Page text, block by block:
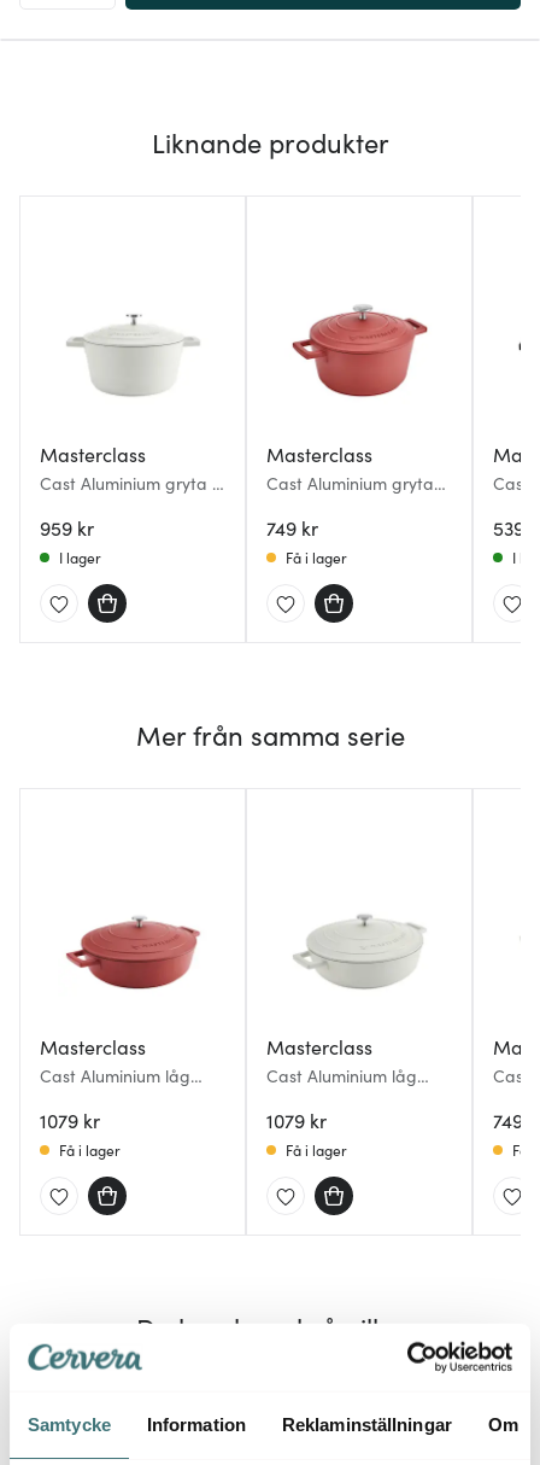
Samtycke Information Reklaminställningar Om
Liknande produkter
Masterclass
Cast Aluminium gryta 4
959 kr
I lager
Masterclass
Cast Aluminium gryta
749 kr
Få i lager
Cast
539
I
Mer från samma serie
Masterclass
Cast Aluminium låg
1079 kr
Få i lager
Masterclass
Cast Aluminium låg
1079 kr
Få i lager
Cast
749
Få
Du kanske också gillar